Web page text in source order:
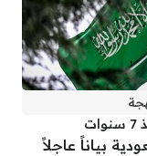
بياناً عاجلاً